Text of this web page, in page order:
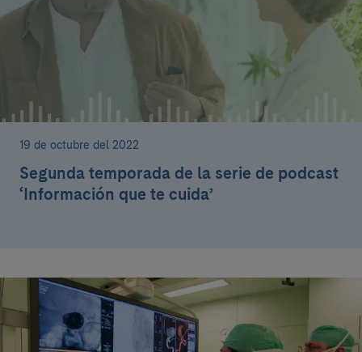
19 de octubre del 2022
Segunda temporada de la serie de podcast
‘Información que te cuida’